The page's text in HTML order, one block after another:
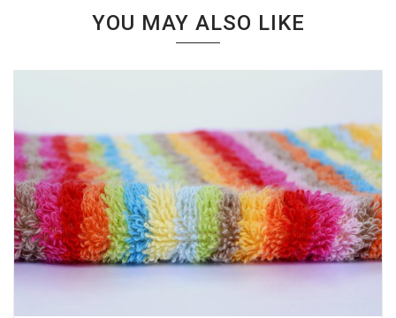
YOU MAY ALSO LIKE